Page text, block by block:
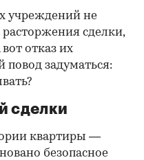
учреждений не
сделки,
отказ их
повод задуматься:
сделки
квартиры —
безопасное